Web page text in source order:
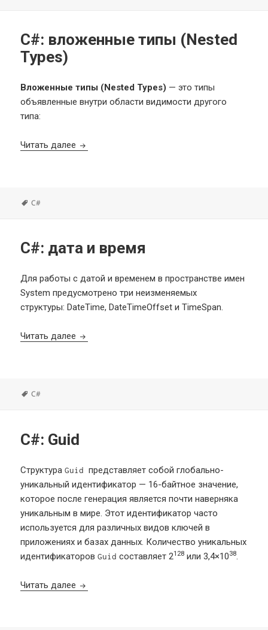
C#: вложенные типы (Nested
Types)
Вложенные типы (Nested Types) — это типы
объявленные внутри области видимости другого
типа:
Читать далее C#: вложенные типы (Nested Types)
Метки
C#
C#: дата и время
Для работы с датой и временем в пространстве имен
System предусмотрено три неизменяемых
структуры: DateTime, DateTimeOffset и TimeSpan.
Читать далее C#: дата и время
Метки
C#
C#: Guid
СтруктураGuidпредставляет собой глобально-
уникальный идентификатор — 16-байтное значение,
которое после генерация является почти наверняка
уникальным в мире. Этот идентификатор часто
используется для различных видов ключей в
приложениях и базах данных. Количество уникальных
идентификаторовGuid составляет 2128 или 3,4×1038.
Читать далее C#: Guid